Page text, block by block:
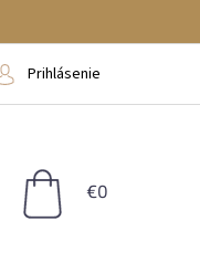
Prihlásenie
NÁKUPNÝ